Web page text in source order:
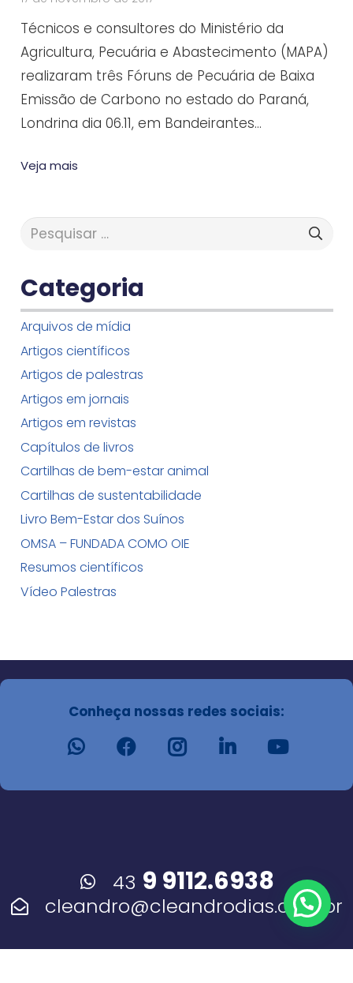
Técnicos e consultores do Ministério da
Agricultura, Pecuária e Abastecimento (MAPA)
realizaram três Fóruns de Pecuária de Baixa
Emissão de Carbono no estado do Paraná,
Londrina dia 06.11, em Bandeirantes…
Veja mais
Pesquisar
Categoria
Arquivos de mídia
Artigos científicos
Artigos de palestras
Artigos em jornais
Artigos em revistas
Capítulos de livros
Cartilhas de bem-estar animal
Cartilhas de sustentabilidade
Livro Bem-Estar dos Suínos
OMSA – FUNDADA COMO OIE
Resumos científicos
Vídeo Palestras
Conheça nossas redes sociais:
43 9 9112.6938
cleandro@cleandrodias.com.br